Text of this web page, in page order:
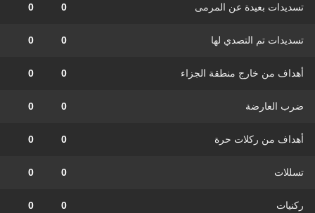
تسديدات بعيدة عن المرمى 0
0
تسديدات تم التصدي لها 0
0
أهداف من خارج منطقة الجزاء 0
0
ضرب العارضة 0
0
أهداف من ركلات حرة 0
0
تسللات 0
0
ركنيات 0
0